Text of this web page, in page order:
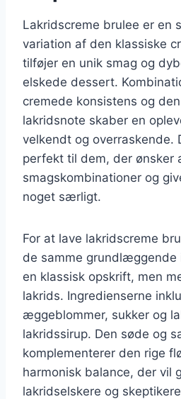
Lakridscreme brulee er en
variation af den klassiske
tilføjer en unik smag og
elskede dessert.
cremede konsistens og
lakridsnote skaber en
velkendt og overraskende.
perfekt til dem, der ønsker
smagskombinationer og
noget særligt.
For at lave lakridscreme
de samme grundlæggende
en klassisk opskrift, men
lakrids. Ingredienserne
æggeblommer, sukker og
lakridssirup. Den søde og
komplementerer den rige
harmonisk balance, der vil
lakridselskere og